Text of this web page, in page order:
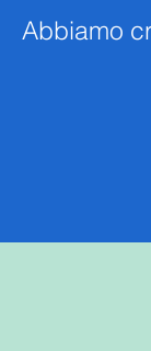
Abbiamo